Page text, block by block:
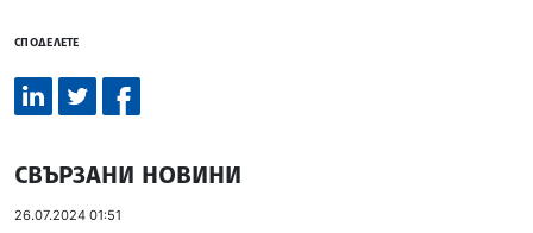
СПОДЕЛЕТЕ
СВЪРЗАНИ НОВИНИ
26.07.2024 01:51